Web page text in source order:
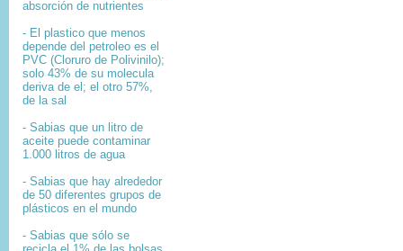
absorción de nutrientes
- El plastico que menos
depende del petroleo es el
PVC (Cloruro de Polivinilo);
solo 43% de su molecula
deriva de el; el otro 57%,
de la sal
- Sabias que un litro de
aceite puede contaminar
1.000 litros de agua
- Sabias que hay alrededor
de 50 diferentes grupos de
plásticos en el mundo
- Sabias que sólo se